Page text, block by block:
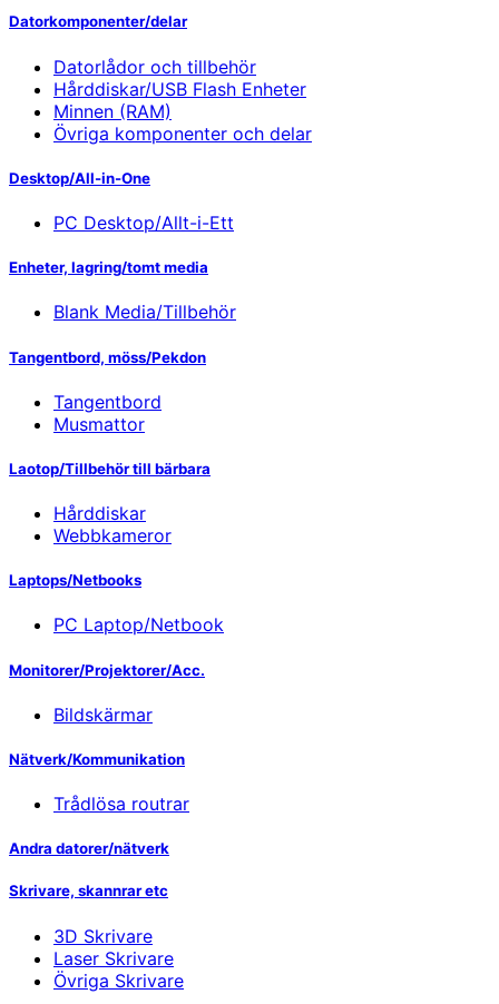
Datorkomponenter/delar
Datorlådor och tillbehör
Hårddiskar/USB Flash Enheter
Minnen (RAM)
Övriga komponenter och delar
Desktop/All-in-One
PC Desktop/Allt-i-Ett
Enheter, lagring/tomt media
Blank Media/Tillbehör
Tangentbord, möss/Pekdon
Tangentbord
Musmattor
Laotop/Tillbehör till bärbara
Hårddiskar
Webbkameror
Laptops/Netbooks
PC Laptop/Netbook
Monitorer/Projektorer/Acc.
Bildskärmar
Nätverk/Kommunikation
Trådlösa routrar
Andra datorer/nätverk
Skrivare, skannrar etc
3D Skrivare
Laser Skrivare
Övriga Skrivare